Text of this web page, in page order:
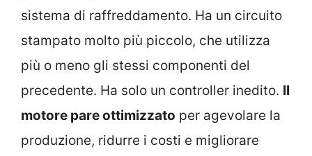
sistema di raffreddamento. Ha un circuito
stampato molto più piccolo, che utilizza
più o meno gli stessi componenti del
precedente. Ha solo un controller inedito. Il
motore pare ottimizzato per agevolare la
produzione, ridurre i costi e migliorare